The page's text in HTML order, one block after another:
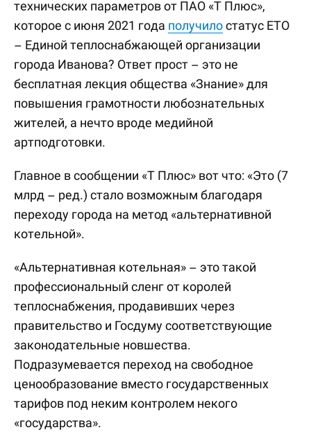
технических параметров от ПАО «Т Плюс»,
которое с июня 2021 года получилостатус ЕТО
– Единой теплоснабжающей организации
города Иванова? Ответ прост – это не
бесплатная лекция общества «Знание» для
повышения грамотности любознательных
жителей, а нечто вроде медийной
артподготовки.
Главное в сообщении «Т Плюс» вот что: «Это (7
млрд – ред.) стало возможным благодаря
переходу города на метод «альтернативной
котельной».
«Альтернативная котельная» – это такой
профессиональный сленг от королей
теплоснабжения, продавивших через
правительство и Госдуму соответствующие
законодательные новшества.
Подразумевается переход на свободное
ценообразование вместо государственных
тарифов под неким контролем некого
«государства».